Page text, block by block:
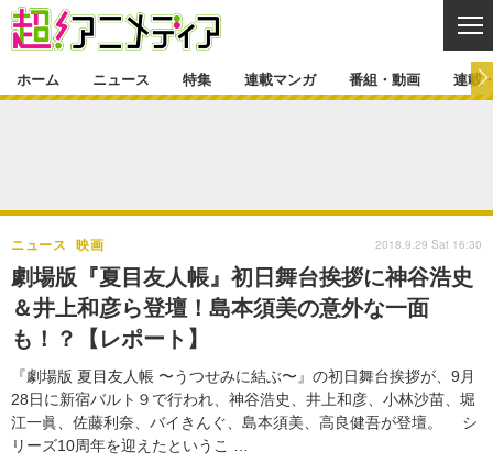
ゲーム・アプリ マンガ
グッズ イベント
声優
舞台 新帝スタ
特集一覧 カバー
ラキりす
連載マンガ
連載マンガ一覧 連載一覧
番組・動画
番組・動画一覧 ラジオ
動画
連載・ブログ
連載・ブログ一覧
編集部ブログ・お知らせ
ホーム ニュース 特集 連載マンガ 番組・動画 連載
劇場版『夏目友人帳』初日舞台挨拶に神谷浩史
＆井上和彦ら登壇！島本須美の意外な一面
も！？【レポート】
『劇場版 夏⽬友⼈帳 〜うつせみに結ぶ〜』の初日舞台挨拶が、9月
28日に新宿バルト９で行われ、神谷浩史、井上和彦、小林沙苗、堀
江一眞、佐藤利奈、バイきんぐ、島本須美、高良健吾が登壇。 シ
リーズ10周年を迎えたというこ …
ニュース 映画 2018.9.29 Sat 16:30